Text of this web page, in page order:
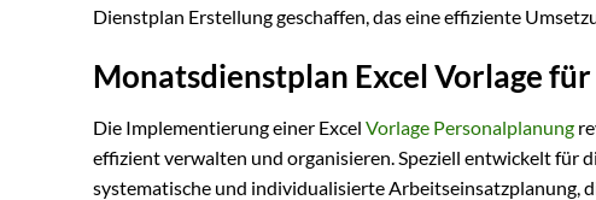
Dienstplan Erstellung geschaffen, das eine effiziente
Monatsdienstplan Excel Vorlage
Die Implementierung einer Excel Vorlage Personalplanung
effizient verwalten und organisieren. Speziell entwickelt für
systematische und individualisierte Arbeitseinsatzplanung,